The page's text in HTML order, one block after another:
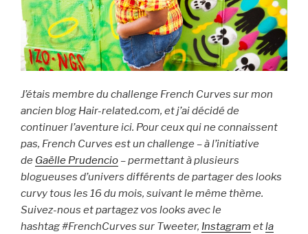
J’étais membre du challenge French Curves sur mon
ancien blog Hair-related.com, et j’ai décidé de
continuer l’aventure ici. Pour ceux qui ne connaissent
pas, French Curves est un challenge – à l’initiative
de Gaëlle Prudencio – permettant à plusieurs
blogueuses d’univers différents de partager des looks
curvy tous les 16 du mois, suivant le même thème.
Suivez-nous et partagez vos looks avec le
hashtag #FrenchCurves sur Tweeter, Instagram etla